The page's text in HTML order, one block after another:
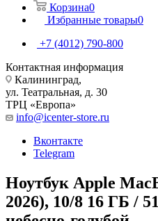
Корзина0
Избранные товары0
+7 (4012) 790-800
Контактная информация
Калининград,
ул. Театральная, д. 30
ТРЦ «Европа»
info@icenter-store.ru
Вконтакте
Telegram
Ноутбук Apple
2026), 10/8 16 ГБ /